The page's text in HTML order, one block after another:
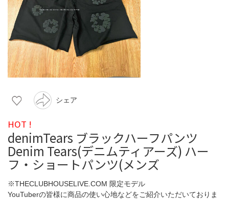
シェア
HOT !
denimTears ブラックハーフパンツ
Denim Tears(デニムティアーズ) ハー
フ・ショートパンツ(メンズ
※THECLUBHOUSELIVE.COM 限定モデル
YouTuberの皆様に商品の使い心地などをご紹介いただいておりま